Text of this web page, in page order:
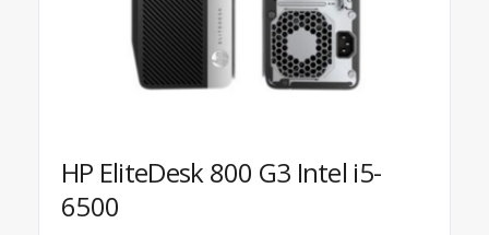
HP EliteDesk 800 G3 Intel i5-
6500